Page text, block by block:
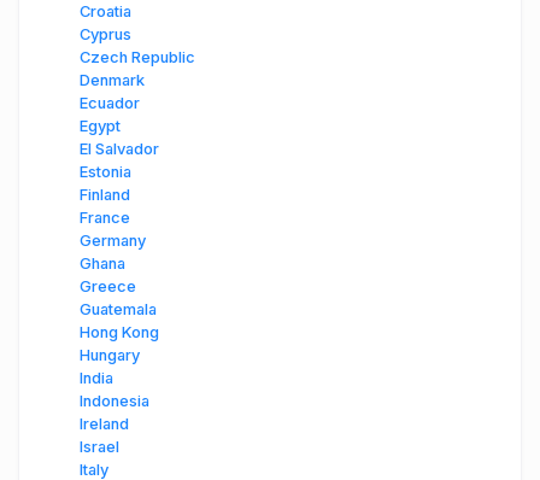
Croatia
Cyprus
Czech Republic
Denmark
Ecuador
Egypt
El Salvador
Estonia
Finland
France
Germany
Ghana
Greece
Guatemala
Hong Kong
Hungary
India
Indonesia
Ireland
Israel
Italy